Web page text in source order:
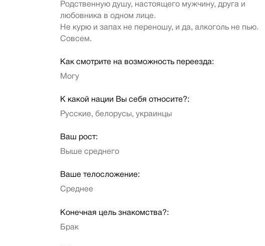
Родственную душу, настоящего мужчину, друга и
любовника в одном лице.
Не курю и запах не переношу, и да, алкоголь не пью.
Совсем.
Как смотрите на возможность переезда:
Могу
К какой нации Вы себя относите?:
Русские, белорусы, украинцы
Ваш рост:
Выше среднего
Ваше телосложение:
Среднее
Конечная цель знакомства?:
Брак